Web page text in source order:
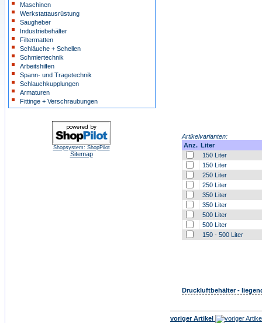
Maschinen
Werkstattausrüstung
Saugheber
Industriebehälter
Filtermatten
Schläuche + Schellen
Schmiertechnik
Arbeitshilfen
Spann- und Tragetechnik
Schlauchkupplungen
Armaturen
Fittinge + Verschraubungen
Shopsystem: ShopPilot
Sitemap
Artikelvarianten:
Anz. Liter
150 Liter
150 Liter
250 Liter
250 Liter
350 Liter
350 Liter
500 Liter
500 Liter
150 - 500 Liter
Druckluftbehälter -
voriger Artikel